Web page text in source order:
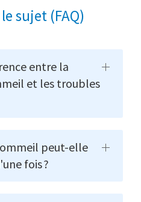
sujet (FAQ)
entre la
et les troubles
peut-elle
fois ?